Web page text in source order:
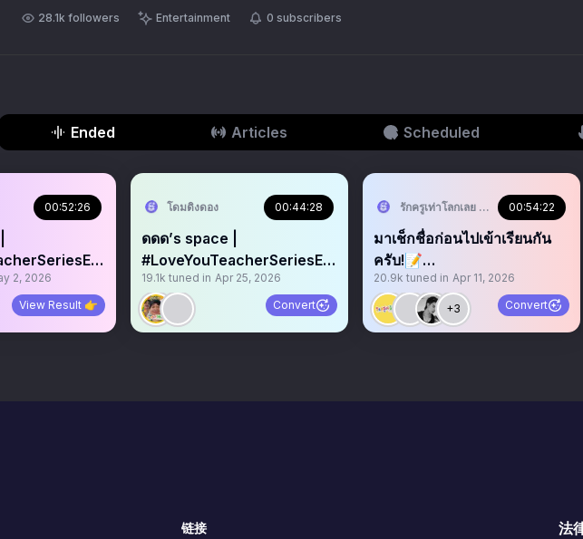
28.1k followers Entertainment 0 subscribers
Ended Articles Scheduled
00:52:26
2, 2026
View Result 👉
โดมดิงดอง 00:44:28
ดดด’s space |
#LoveYouTeacherSeriesEP
7
19.1k tuned in Apr 25, 2026
Convert
รักครูเท่าโลกเลย Love You Teacher
00:54:22
มาเช็กชื่อก่อนไปเข้าเรียนกัน
ครับ!📝
#LoveYouTeacherSeriesEP
5
20.9k tuned in Apr 11, 2026
+3 Convert
链接 法